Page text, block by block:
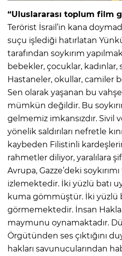
“Uluslararası toplum film
Terörist İsrail’in kana
suçu işlediği hatırlatan
tarafından soykırım
bebekler, çocuklar,
Hastaneler, okullar, camiler
Sen olarak yaşanan bu
mümkün değildir. Bu
gelmemiz imkansızdır. Sivil
yönelik saldırıları nefretle
kaybeden Filistinli
rahmetler diliyor, yaralılara
Avrupa, Gazze’deki
izlemektedir. İki yüzlü batı
kuma gömmüştür. İki yüzlü
görmemektedir. İnsan
maymunu oynamaktadır.
Örgütünden ses çıktığını
hakları savunucularından